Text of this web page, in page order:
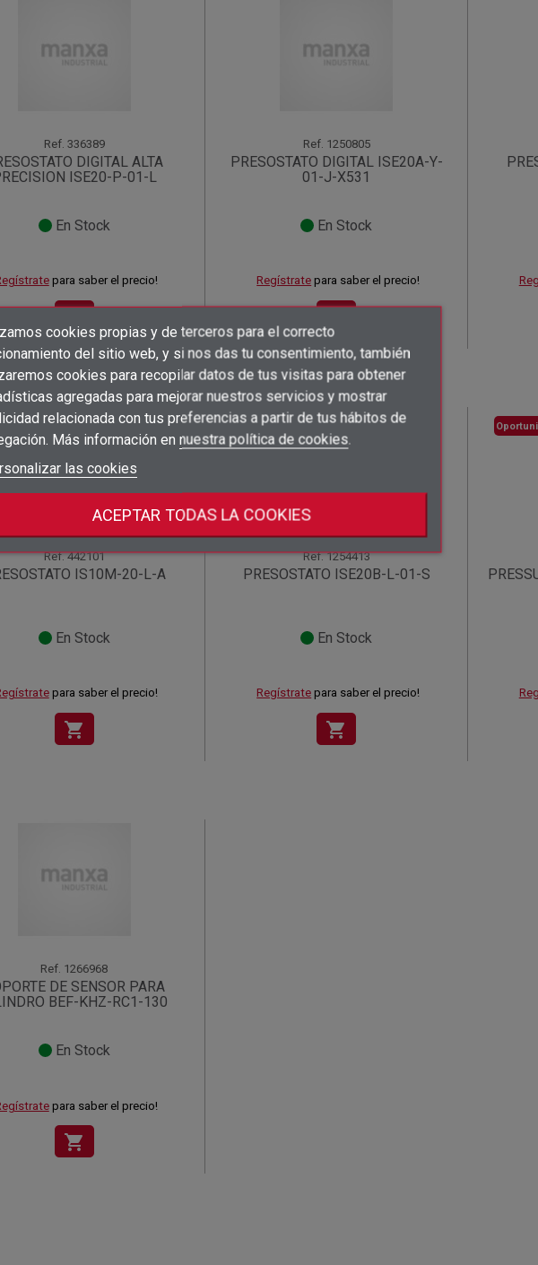
Añadir a la lista de deseos×
add_circle_outline
Crear nueva lista
Crear lista de deseos ×
Nombre de la lista de deseos
Crear lista de deseos
((title)) ×
((placeholder))
((cancelText))
Iniciar sesión ×
Debe iniciar sesión para guardar productos en su lista de deseos.
((title)) ×
((label))
(( actionText ))
((title)) ×
((label))
((renameText))
cookies propias y de terceros para el correcto
del sitio web, y si nos das tu consentimiento, también
cookies para recopilar datos de tus visitas para obtener
agregadas para mejorar nuestros servicios y mostrar
relacionada con tus preferencias a partir de tus hábitos de
Más información en nuestra política de cookies.
las cookies
ACEPTAR TODAS LA COOKIES
Ref. 336389
DIGITAL ALTA
ISE20-P-01-L
En Stock
para saber el precio!
Ref. 1250805
PRESOSTATO DIGITAL ISE20A-Y-
01-J-X531
En Stock
Regístrate para saber el precio!
Ref.442101
IS10M-20-L-A
En Stock
para saber el precio!
shopping_cart
Ref.1254413
PRESOSTATO ISE20B-L-01-S
En Stock
Regístrate para saber el precio!
shopping_cart
Ref. 1266968
DE SENSOR PARA
BEF-KHZ-RC1-130
En Stock
para saber el precio!
shopping_cart